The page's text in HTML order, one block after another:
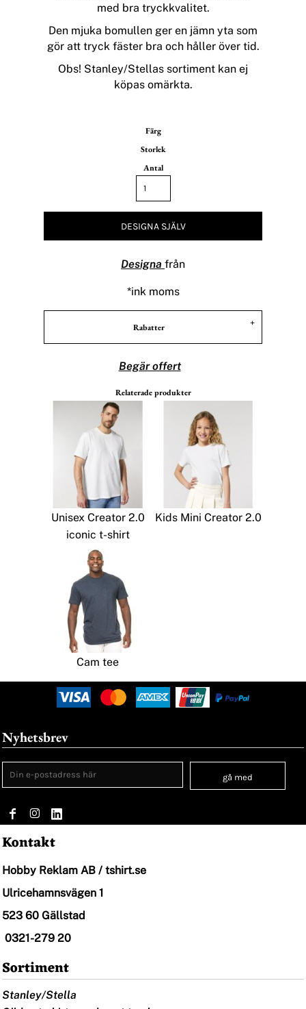
med bra tryckkvalitet.
Den mjuka bomullen ger en jämn yta som
gör att tryck fäster bra och håller över tid.
Obs! Stanley/Stellas sortiment kan ej
köpas omärkta.
Färg
Storlek
Antal
DESIGNA SJÄLV
Designa från
*ink moms
Rabatter
Begär offert
Relaterade produkter
Unisex Creator 2.0
iconic t-shirt
Kids Mini Creator 2.0
Cam tee
Nyhetsbrev
gå med
Kontakt
Hobby Reklam AB / tshirt.se
Ulricehamnsvägen 1
523 60 Gällstad
0321-279 20
Sortiment
Stanley/Stella